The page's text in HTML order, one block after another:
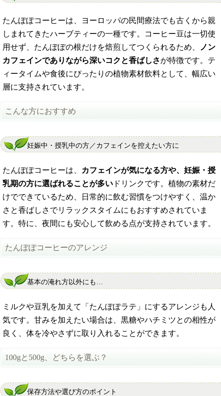
たんぽぽコーヒーは、ヨーロッパの民間療法でも古くから親
しまれてきたハーブティーの一種です。コーヒー豆は一切使
用せず、たんぽぽの根だけを焙煎してつくられるため、
ノン
カフェインでありながら深いコクと香ばしさが特徴です。テ
ィータイムや食後にぴったりの植物素材飲料として、幅広い
層に支持されています。
こんな方におすすめ
妊娠中・授乳中の方／カフェインを控えたい方に
たんぽぽコーヒーは、
カフェインが気になる方や、妊娠・授
乳期の方に選ばれることが多い ドリンクです。植物の素材だ
けでできているため、日常的に飲む習慣をつけやすく、温か
さと香ばしさでリラックスタイムにもおすすめされていま
す。特に、夜間にも安心して飲める点が支持されています。
たんぽぽコーヒーのアレンジ
基本の淹れ方以外にも…
ミルクや豆乳を加えて「たんぽぽラテ」にするアレンジも人
気です。甘みを加えたい場合は、黒糖やハチミツとの相性が
良く、体を冷やさずに取り入れることができます。
100gと500g、どちらを選ぶ？
保存方法や選び方のポイント